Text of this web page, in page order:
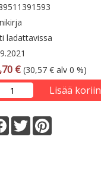
ladattavissa
€ (30,57 € alv 0 %)
Lisää koriin
Facebook
Twitter